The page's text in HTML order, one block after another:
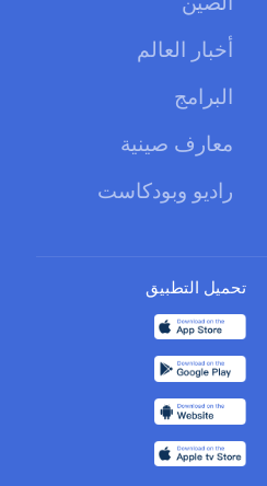
أخبار العالم
البرامج
معارف صينية
راديو وبودكاست
تحميل التطبيق